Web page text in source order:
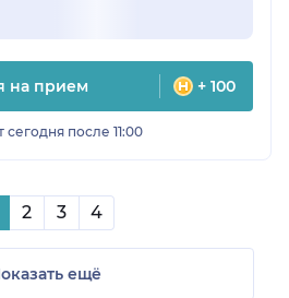
на прием + 100
после 11:00
2 3 4
ещё